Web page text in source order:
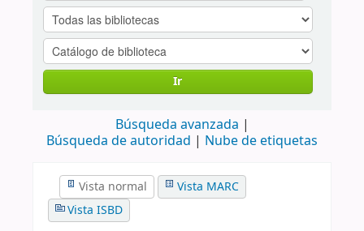
Ir
Búsqueda avanzada
Búsqueda de autoridad
Nube de etiquetas
Vista normal
Vista MARC
Vista ISBD